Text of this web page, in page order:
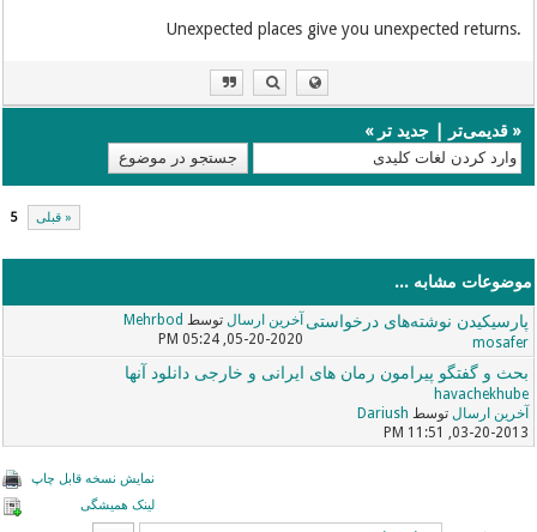
.Unexpected places give you unexpected returns
«قدیمی‌تر |جدید تر »
« قبلی 5
موضوعات مشابه ...
پارسیکیدن نوشته‌های درخواستی
mosafer
آخرین ارسال توسط Mehrbod
05-20-2020, 05:24 PM
بحث و گفتگو پیرامون رمان های ایرانی و خارجی دانلود آنها
havachekhube
آخرین ارسال توسط Dariush
03-20-2013, 11:51 PM
نمایش نسخه قابل چاپ
لینک همیشگی